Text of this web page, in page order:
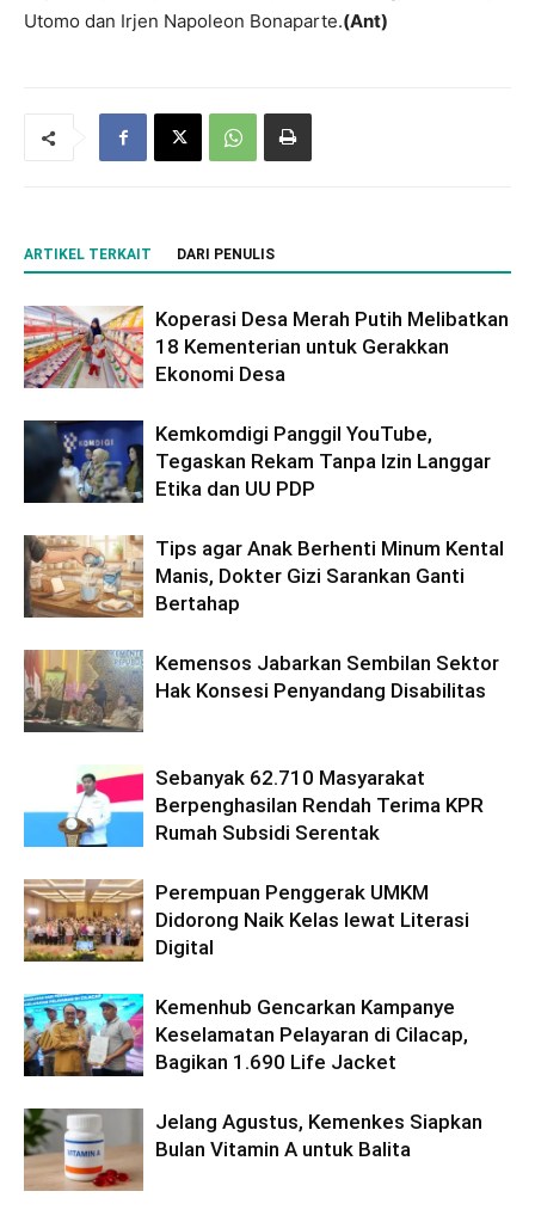
Utomo dan Irjen Napoleon Bonaparte.(Ant)
ARTIKEL TERKAIT DARI PENULIS
Koperasi Desa Merah Putih Melibatkan
18 Kementerian untuk Gerakkan
Ekonomi Desa
Kemkomdigi Panggil YouTube,
Tegaskan Rekam Tanpa Izin Langgar
Etika dan UU PDP
Tips agar Anak Berhenti Minum Kental
Manis, Dokter Gizi Sarankan Ganti
Bertahap
Kemensos Jabarkan Sembilan Sektor
Hak Konsesi Penyandang Disabilitas
Sebanyak 62.710 Masyarakat
Berpenghasilan Rendah Terima KPR
Rumah Subsidi Serentak
Perempuan Penggerak UMKM
Didorong Naik Kelas lewat Literasi
Digital
Kemenhub Gencarkan Kampanye
Keselamatan Pelayaran di Cilacap,
Bagikan 1.690 Life Jacket
Jelang Agustus, Kemenkes Siapkan
Bulan Vitamin A untuk Balita